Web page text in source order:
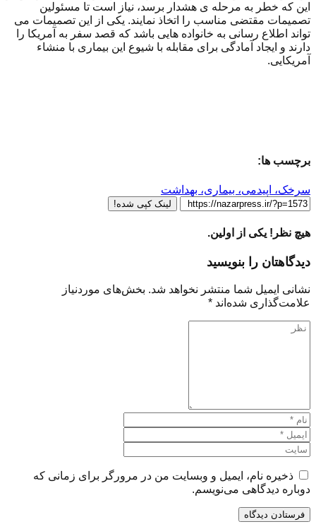
این که خطر به مرحله ی هشدار برسد، نیاز است تا مسئولین
تصمیمات مقتضی مناسب را اتخاذ نمایند. یکی از این تصمیمات می
تواند اطلاع رسانی به خانواده هایی باشد که قصد سفر به آمریکا را
دارند و ایجاد آمادگی برای مقابله با شیوع این بیماری با منشاء
آمریکایی.
برچسب ها:
سرخک، اپیدمی، بیماری، بهداشت
لینک کپی شده!
هیچ نظر! یکی از اولین.
دیدگاهتان را بنویسید
نشانی ایمیل شما منتشر نخواهد شد. بخش‌های موردنیاز
علامت‌گذاری شده‌اند *
ذخیره نام، ایمیل و وبسایت من در مرورگر برای زمانی که
دوباره دیدگاهی می‌نویسم.